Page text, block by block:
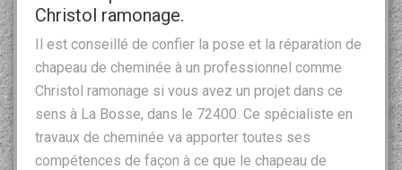
Christol ramonage.
Il est conseillé de confier la pose et la réparation de
chapeau de cheminée à un professionnel comme
Christol ramonage si vous avez un projet dans ce
sens à La Bosse, dans le 72400. Ce spécialiste en
travaux de cheminée va apporter toutes ses
compétences de façon à ce que le chapeau de